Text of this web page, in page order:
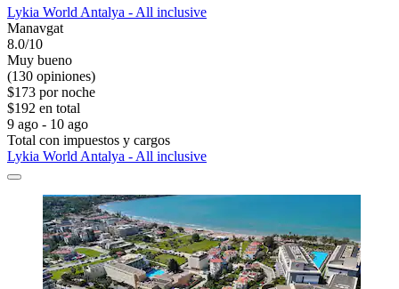
Lykia World Antalya - All inclusive
Manavgat
8.0/10
Muy bueno
(130 opiniones)
$173 por noche
$192 en total
9 ago - 10 ago
Total con impuestos y cargos
Lykia World Antalya - All inclusive